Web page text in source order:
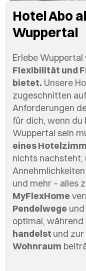
Hotel Abo
Wuppertal
Erlebe
Flexibilität und
bietet. Unsere
zugeschnitten
Anforderungen
für dich, wenn
Wuppertal sein
eines
nichts nachsteht,
und mehr – alles
MyFlexHome
Pendelwege
optimal,
handelst und zur
Wohnraum